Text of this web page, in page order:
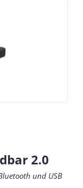
2.0
und USB